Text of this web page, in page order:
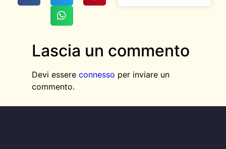
Lascia un commento
Devi essere connesso per inviare un
commento.